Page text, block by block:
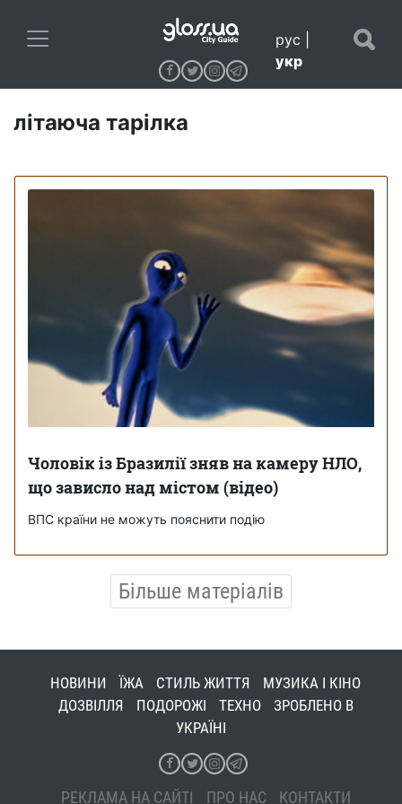
рус
укр
літаюча тарілка
Чоловік із Бразилії зняв на камеру НЛО,
що зависло над містом (відео)
ВПС країни не можуть пояснити подію
Більше матеріалів
НОВИНИ ЇЖА СТИЛЬ ЖИТТЯ
МУЗИКА І КІНО
ДОЗВІЛЛЯ
ПОДОРОЖІ ТЕХНО
ЗРОБЛЕНО В
УКРАЇНІ
РЕКЛАМА НА САЙТІ ПРО НАС КОНТАКТИ